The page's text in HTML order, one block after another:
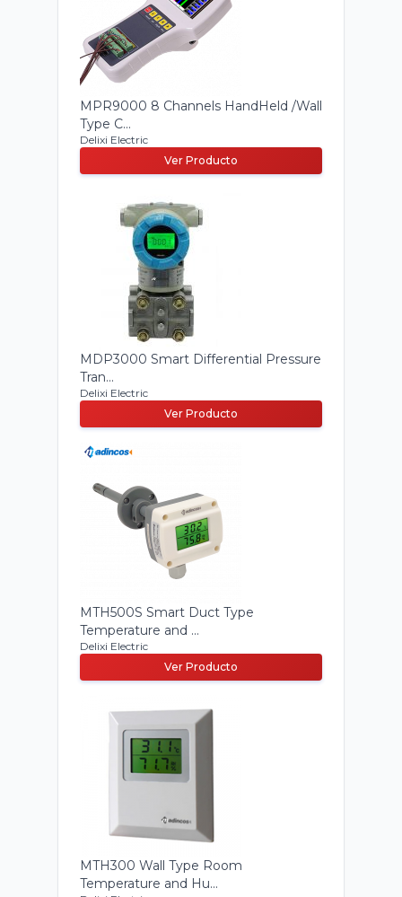
MPR9000 8 Channels HandHeld /Wall
Type C...
Delixi Electric
Ver Producto
MDP3000 Smart Differential Pressure
Tran...
Delixi Electric
Ver Producto
MTH500S Smart Duct Type
Temperature and ...
Delixi Electric
Ver Producto
MTH300 Wall Type Room
Temperature and Hu...